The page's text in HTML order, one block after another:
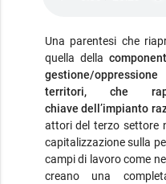
Una parentesi che
quella della
gestione/
territori, che
chiave dell’impianto
attori del terzo settore
capitalizzazione sulla
campi di lavoro come
creano una